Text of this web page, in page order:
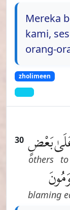
Mereka
kami,
orang-
zholimeen
30
to
بَعْضٍ
others
blaming